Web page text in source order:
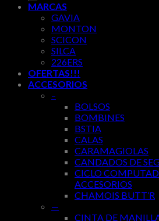
MARCAS
GAVIA
MONTON
SCICON
SILCA
226ERS
OFERTAS!!!
ACCESORIOS
–
BOLSOS
BOMBINES
BSTIA
CALAS
CARAMAGIOLAS
CANDADOS DE
CICLO
ACCESORIOS
CHAMOIS BUTT’R
—
CINTA DE